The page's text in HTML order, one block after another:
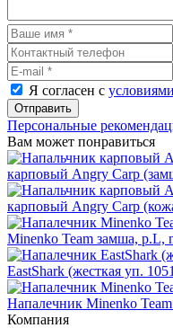
Я согласен с
Отправить
Персональные
Вам может понравиться
карповый Angry Carp
карповый Angry Carp
Minenko Team замша, р.L,
EastShark (жесткая уп.
Напалечник Minenko
Компания